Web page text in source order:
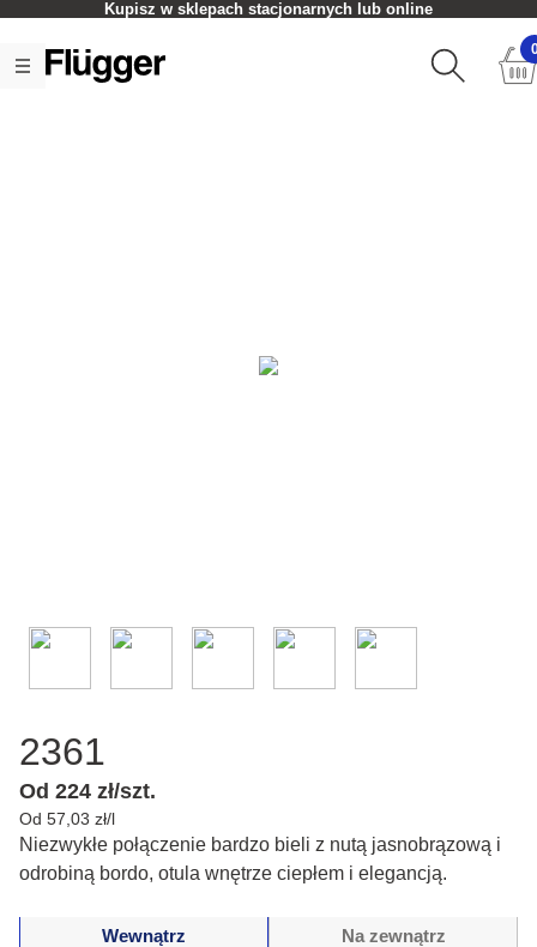
Kupisz w sklepach stacjonarnych lub online
2361
Od 224 zł/szt.
Od 57,03 zł/l
Niezwykłe połączenie bardzo bieli z nutą jasnobrązową i
odrobiną bordo, otula wnętrze ciepłem i elegancją.
Wewnątrz Na zewnątrz